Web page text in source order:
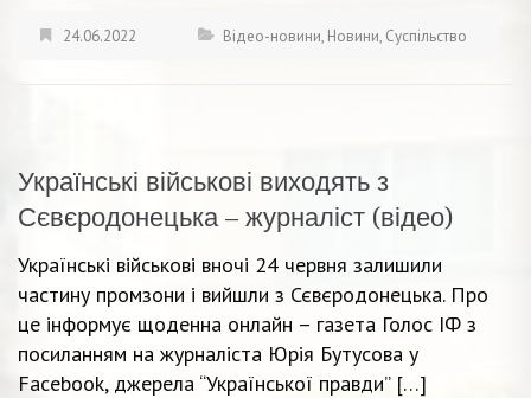
24.06.2022 Відео-новини, Новини, Суспільство
Українські військові виходять з
Сєвєродонецька – журналіст (відео)
Українські військові вночі 24 червня залишили
частину промзони і вийшли з Сєвєродонецька. Про
це інформує щоденна онлайн – газета Голос ІФ з
посиланням на журналіста Юрія Бутусова у
Facebook, джерела “Української правди” […]